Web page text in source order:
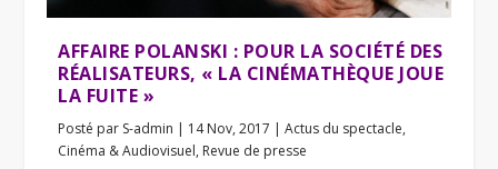
AFFAIRE POLANSKI : POUR LA SOCIÉTÉ DES
RÉALISATEURS, « LA CINÉMATHÈQUE JOUE
LA FUITE »
Posté par S-admin | 14 Nov, 2017 |Actus du spectacle,
Cinéma & Audiovisuel, Revue de presse